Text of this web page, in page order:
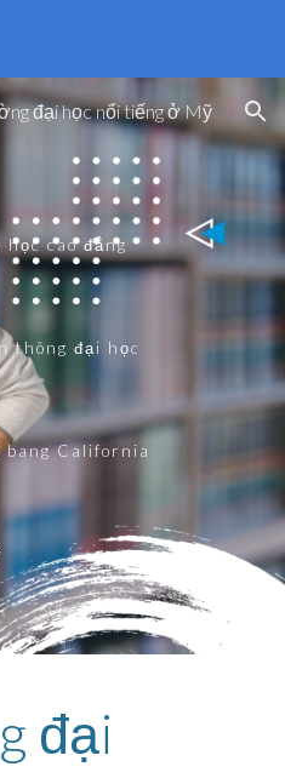
đại học nổi tiếng ở Mỹ
học cao đẳng
thông đại học
bang California
đại